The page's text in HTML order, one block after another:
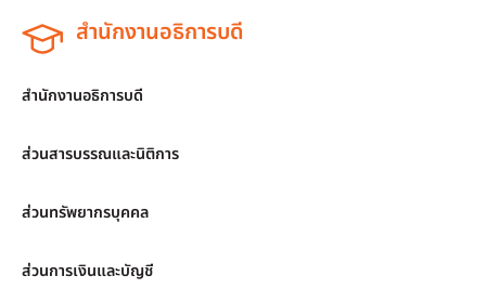
สำนักงานอธิการบดี
สำนักงานอธิการบดี
ส่วนสารบรรณและนิติการ
ส่วนทรัพยากรบุคคล
ส่วนการเงินและบัญชี